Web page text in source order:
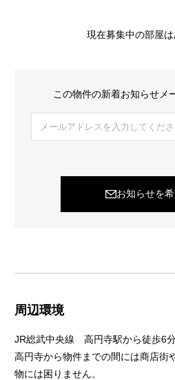
現在募集中の部屋
この物件の新着お知らせメ
お知らせを
周辺環境
JR総武中央線 高円寺駅から徒歩6分
高円寺から物件までの間には商店街
物には困りません。